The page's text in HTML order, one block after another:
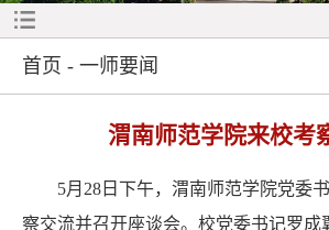
首页 - 一师要闻
渭南师范学院来校考
5月28日下午，渭南师范学院党委
察交流并召开座谈会。校党委书记罗成